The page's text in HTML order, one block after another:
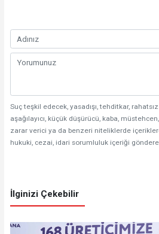
Suç teşkil edecek, yasadışı, tehditkar,
aşağılayıcı, küçük düşürücü, kaba,
zarar verici ya da benzeri niteliklerde
hukuki, cezai, idari sorumluluk içeriği
İlginizi Çekebilir